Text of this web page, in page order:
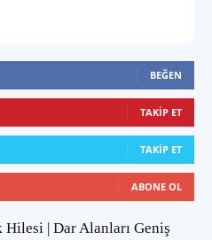
BEĞEN
TAKIP ET
TAKIP ET
ABONE OL
| Dar Alanları Geniş